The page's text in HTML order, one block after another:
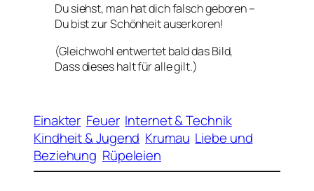
Du siehst, man hat dich falsch geboren –
Du bist zur Schönheit auserkoren!
(Gleichwohl entwertet bald das Bild,
Dass dieses halt für alle gilt.)
Einakter Feuer Internet & Technik
Kindheit & Jugend Krumau Liebe und
Beziehung Rüpeleien